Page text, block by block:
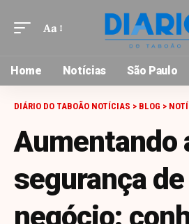
Font
Aa
Home Notícias São Paulo
DIÁRIO DO TABOÃO NOTÍCIAS > BLOG >
Aumentando
segurança
negócio: